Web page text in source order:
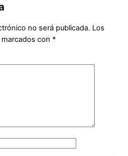
no será publicada. Los
con *